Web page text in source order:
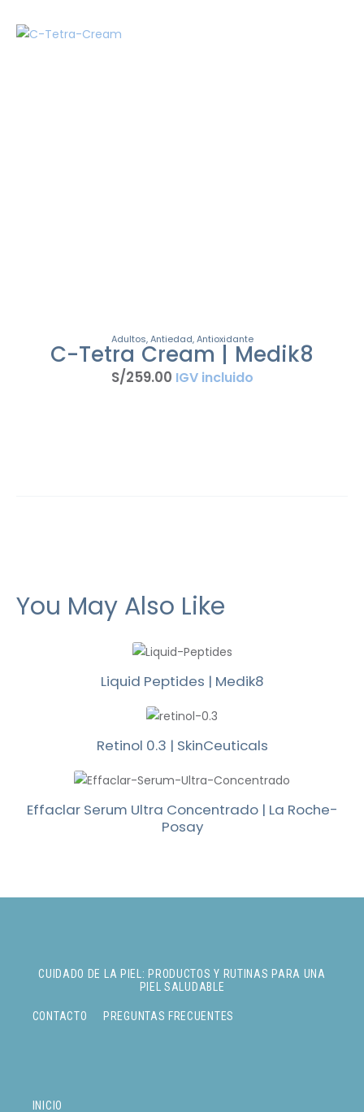
Adultos,Antiedad,Antioxidante
C-Tetra Cream | Medik8
S/259.00 IGV incluido
You May Also Like
Liquid Peptides | Medik8
Retinol 0.3 | SkinCeuticals
Effaclar Serum Ultra Concentrado | La Roche-
Posay
INICIO
CUIDADO DE LA PIEL: PRODUCTOS Y RUTINAS PARA UNA
PIEL SALUDABLE
CONTACTO PREGUNTAS FRECUENTES